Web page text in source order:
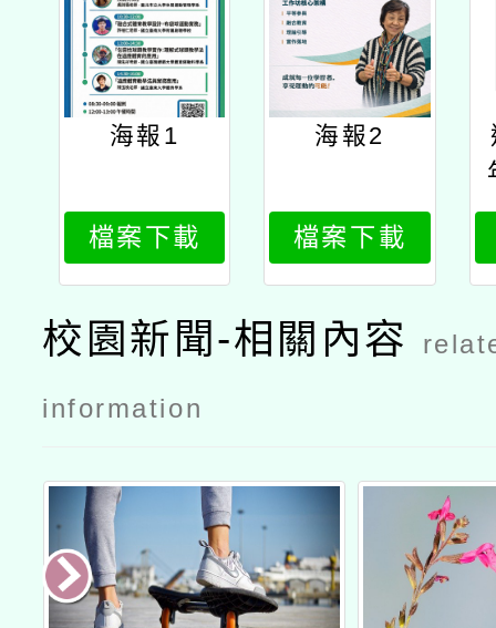
海報1
檔案下載
海報2
檔案下載
校園新聞-相關內容
information